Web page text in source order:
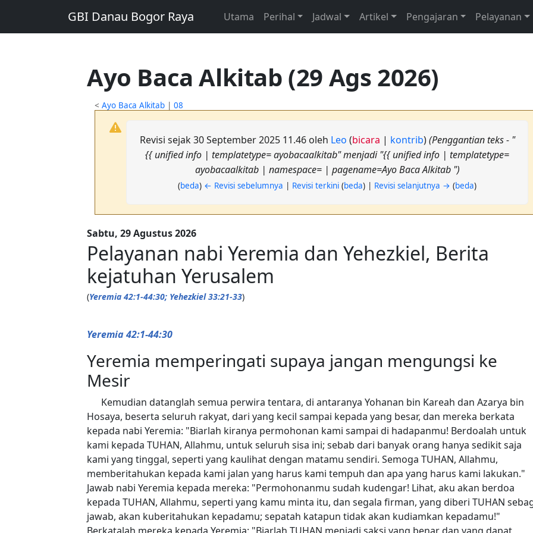
GBI Danau Bogor Raya Utama Perihal Jadwal Artikel Pengajaran Pelayanan
Ayo Baca Alkitab (29 Ags 2026)
<Ayo Baca Alkitab |08
Revisi sejak 30 September 2025 11.46 oleh Leo (bicara | kontrib)(Penggantian teks - "
{{ unified info | templatetype= ayobacaalkitab" menjadi "{{ unified info | templatetype=
ayobacaalkitab | namespace= | pagename=Ayo Baca Alkitab ")
(beda) ← Revisi sebelumnya | Revisi terkini (beda) | Revisi selanjutnya → (beda)
Sabtu, 29 Agustus 2026
Pelayanan nabi Yeremia dan Yehezkiel, Berita
kejatuhan Yerusalem
(Yeremia 42:1-44:30; Yehezkiel 33:21-33)
Yeremia 42:1-44:30
Yeremia memperingati supaya jangan mengungsi ke
Mesir
Kemudian datanglah semua perwira tentara, di antaranya Yohanan bin Kareah dan Azarya bin
Hosaya, beserta seluruh rakyat, dari yang kecil sampai kepada yang besar, dan mereka berkata
kepada nabi Yeremia: "Biarlah kiranya permohonan kami sampai di hadapanmu! Berdoalah untuk
kami kepada TUHAN, Allahmu, untuk seluruh sisa ini; sebab dari banyak orang hanya sedikit saja
kami yang tinggal, seperti yang kaulihat dengan matamu sendiri. Semoga TUHAN, Allahmu,
memberitahukan kepada kami jalan yang harus kami tempuh dan apa yang harus kami lakukan."
Jawab nabi Yeremia kepada mereka: "Permohonanmu sudah kudengar! Lihat, aku akan berdoa
kepada TUHAN, Allahmu, seperti yang kamu minta itu, dan segala firman, yang diberi TUHAN
jawab, akan kuberitahukan kepadamu; sepatah katapun tidak akan kudiamkan kepadamu!"